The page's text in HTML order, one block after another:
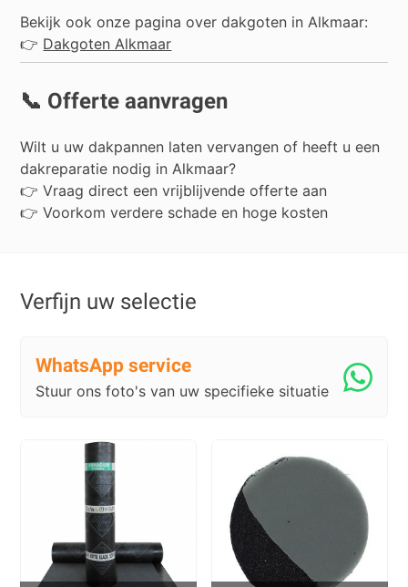
Bekijk ook onze pagina over dakgoten in Alkmaar:
👉 Dakgoten Alkmaar
📞 Offerte aanvragen
Wilt u uw dakpannen laten vervangen of heeft u een
dakreparatie nodig in Alkmaar?
👉 Vraag direct een vrijblijvende offerte aan
👉 Voorkom verdere schade en hoge kosten
Verfijn uw selectie
WhatsApp service
Stuur ons foto's van uw specifieke situatie